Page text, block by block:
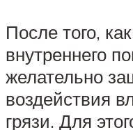
После того,
внутреннего
желательно
воздействия
грязи. Для